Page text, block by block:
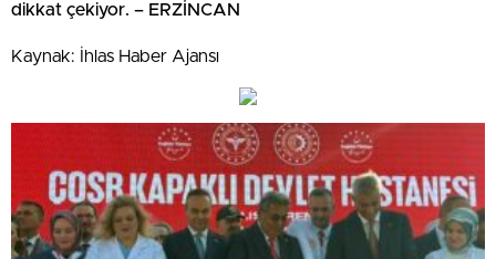
dikkat çekiyor. – ERZİNCAN
Kaynak: İhlas Haber Ajansı